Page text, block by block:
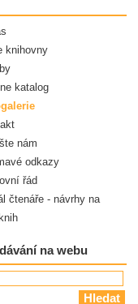
knihovny
katalog
nám
odkazy
řád
čtenáře - návrhy na
na webu